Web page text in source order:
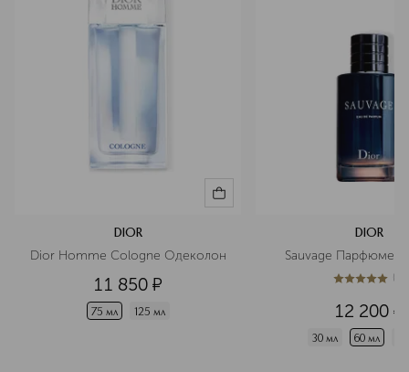
DIOR
Dior Homme Cologne Одеколон
11 850 ¤
75 мл 125 мл
DIOR
Sauvage
5из 51 (
12 200 ¤
30 мл 60 мл